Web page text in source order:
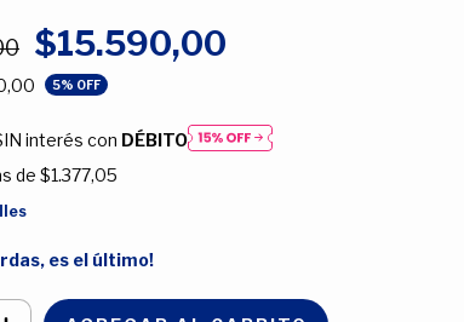
$15.590,00
5% OFF
interés con DÉBITO
de $1.377,05
es el último!